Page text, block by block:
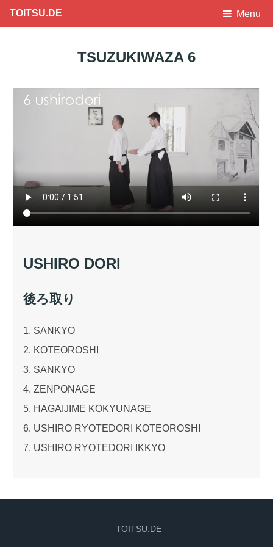
TOITSU.DE Menu
TSUZUKIWAZA 6
USHIRO DORI
後ろ取り
1. SANKYO
2. KOTEOROSHI
3. SANKYO
4. ZENPONAGE
5. HAGAIJIME KOKYUNAGE
6. USHIRO RYOTEDORI KOTEOROSHI
7. USHIRO RYOTEDORI IKKYO
TOITSU.DE